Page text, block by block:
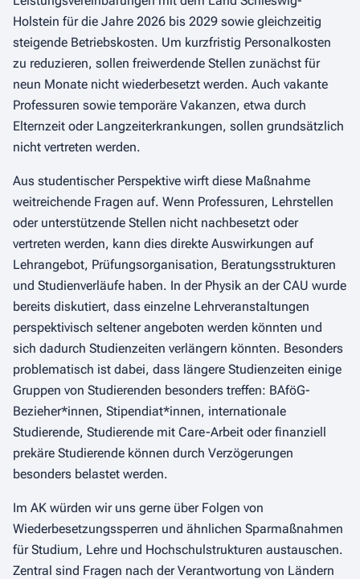
Holstein für die Jahre 2026 bis 2029 sowie gleichzeitig
steigende Betriebskosten. Um kurzfristig Personalkosten
zu reduzieren, sollen freiwerdende Stellen zunächst für
neun Monate nicht wiederbesetzt werden. Auch vakante
Professuren sowie temporäre Vakanzen, etwa durch
Elternzeit oder Langzeiterkrankungen, sollen grundsätzlich
nicht vertreten werden.
Aus studentischer Perspektive wirft diese Maßnahme
weitreichende Fragen auf. Wenn Professuren, Lehrstellen
oder unterstützende Stellen nicht nachbesetzt oder
vertreten werden, kann dies direkte Auswirkungen auf
Lehrangebot, Prüfungsorganisation, Beratungsstrukturen
und Studienverläufe haben. In der Physik an der CAU wurde
bereits diskutiert, dass einzelne Lehrveranstaltungen
perspektivisch seltener angeboten werden könnten und
sich dadurch Studienzeiten verlängern könnten. Besonders
problematisch ist dabei, dass längere Studienzeiten einige
Gruppen von Studierenden besonders treffen: BAföG-
Bezieher*innen, Stipendiat*innen, internationale
Studierende, Studierende mit Care-Arbeit oder finanziell
prekäre Studierende können durch Verzögerungen
besonders belastet werden.
Im AK würden wir uns gerne über Folgen von
Wiederbesetzungssperren und ähnlichen Sparmaßnahmen
für Studium, Lehre und Hochschulstrukturen austauschen.
Zentral sind Fragen nach der Verantwortung von Ländern